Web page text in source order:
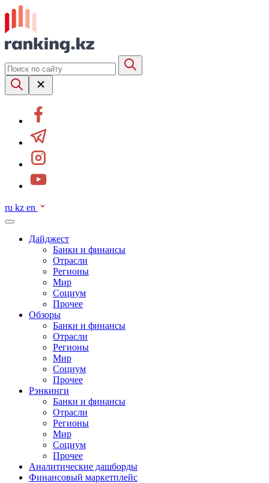
ru kz en
Дайджест
Банки и финансы
Отрасли
Регионы
Мир
Социум
Прочее
Обзоры
Банки и финансы
Отрасли
Регионы
Мир
Социум
Прочее
Рэнкинги
Банки и финансы
Отрасли
Регионы
Мир
Социум
Прочее
Аналитические дашборды
Финансовый маркетплейс